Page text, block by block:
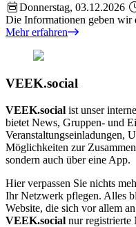
Donnerstag, 03.12.2026
Die Informationen geben wir
Mehr erfahren
VEEK.social
VEEK.social ist unser
bietet News, Gruppen- und
Veranstaltungseinladungen,
Möglichkeiten zur
sondern auch über eine App.
Hier verpassen Sie nichts
Ihr Netzwerk pflegen. Alles
Website, die sich vor allem
VEEK.social nur registrierte